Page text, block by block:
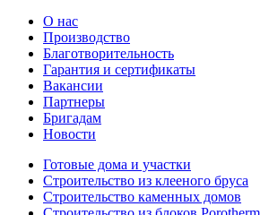
О нас
Производство
Благотворительность
Гарантия и сертификаты
Вакансии
Партнеры
Бригадам
Новости
Готовые дома и участки
Строительство из клееного бруса
Строительство каменных домов